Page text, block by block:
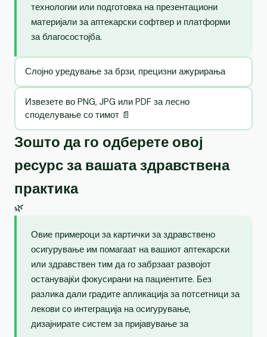
технологии или подготовка на презентациони
материјали за аптекарски софтвер и платформи
за благосостојба.
Слојно уредување за брзи, прецизни ажурирања
Извезете во PNG, JPG или PDF за лесно
споделување со тимот 📄
Зошто да го одберете овој
ресурс за вашата здравствена
практика
🌿
Овие примероци за картички за здравствено
осигурување им помагаат на вашиот аптекарски
или здравствен тим да го забрзаат развојот
останувајќи фокусирани на пациентите. Без
разлика дали градите апликација за потсетници за
лекови со интеграција на осигурување,
дизајнирате систем за пријавување за